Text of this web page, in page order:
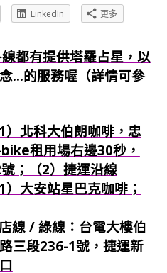
LinkedIn 更多
都有提供塔羅占星，以
...的服務喔（詳情可參
北科大伯朗咖啡，忠
租用場右邊30秒，
；（2）捷運沿線
大安站星巴克咖啡；
線 / 綠線：台電大樓伯
三段236-1號，捷運新